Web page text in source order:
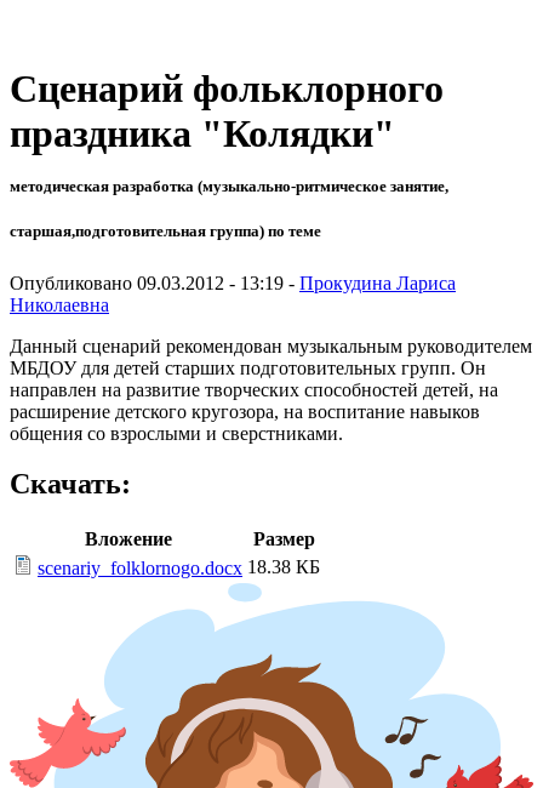
Сценарий фольклорного
праздника "Колядки"
методическая разработка (музыкально-ритмическое занятие,
старшая,подготовительная группа) по теме
Опубликовано 09.03.2012 - 13:19 - Прокудина Лариса
Николаевна
Данный сценарий рекомендован музыкальным руководителем
МБДОУ для детей старших подготовительных групп. Он
направлен на развитие творческих способностей детей, на
расширение детского кругозора, на воспитание навыков
общения со взрослыми и сверстниками.
Скачать:
Вложение
Размер
scenariy_folklornogo.docx 18.38 КБ